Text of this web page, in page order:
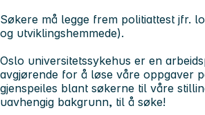
Søkere må legge frem politiattest jfr.
og utviklingshemmede).
Oslo universitetssykehus er en
avgjørende for å løse våre oppgaver
gjenspeiles blant søkerne til våre
uavhengig bakgrunn, til å søke!